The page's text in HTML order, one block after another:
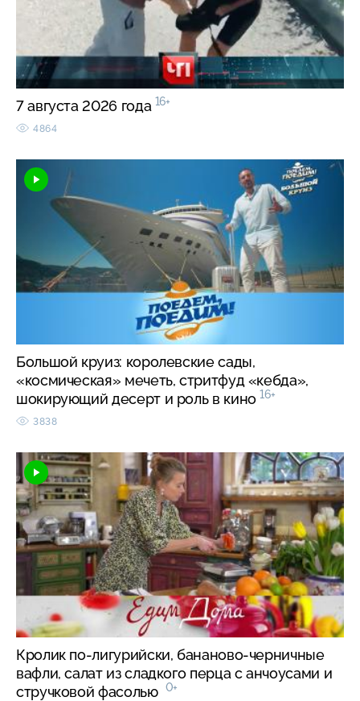
7 августа 2026 года 16+
4864
Большой круиз: королевские сады,
«космическая» мечеть, стритфуд «кебда»,
шокирующий десерт и роль в кино 16+
3838
Кролик по-лигурийски, бананово-черничные
вафли, салат из сладкого перца с анчоусами и
стручковой фасолью 0+